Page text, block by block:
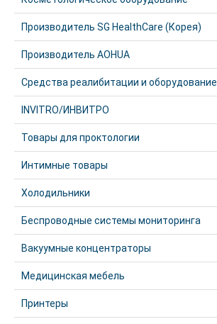
Производитель SG HealthCare (Корея)
Производитель AOHUA
Средства реалибитации и оборудование
INVITRO/ИНВИТРО
Товары для проктологии
Интимные товары
Холодильники
Беспроводные системы мониторинга
Вакуумные концентраторы
Медицинская мебель
Принтеры